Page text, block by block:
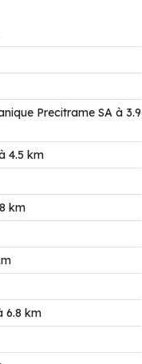
Precitrame SA à 3.9
4.5 km
km
6.8 km